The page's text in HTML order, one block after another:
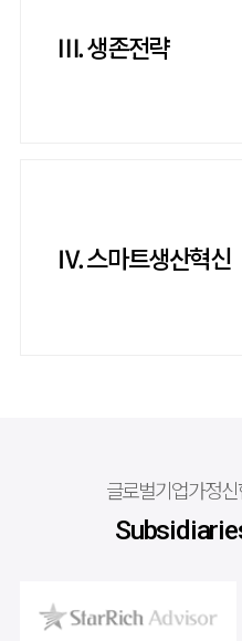
Ⅲ. 생존전략
Ⅳ. 스마트생산혁신
글로벌기업가정